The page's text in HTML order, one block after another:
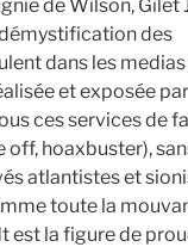
de Wilson, Gilet
des
dans les
et exposée par
ces services de
off, hoaxbuster),
atlantistes et
toute la
est la figure de